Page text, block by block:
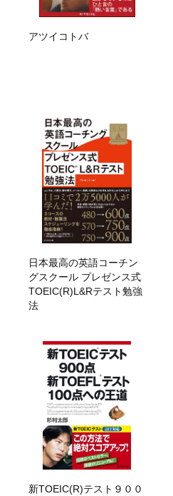
アツイコトバ
日本最高の英語コーチン
グスクール プレゼンス式
TOEIC(R)L&Rテスト勉強
法
新TOEIC(R)テスト９００